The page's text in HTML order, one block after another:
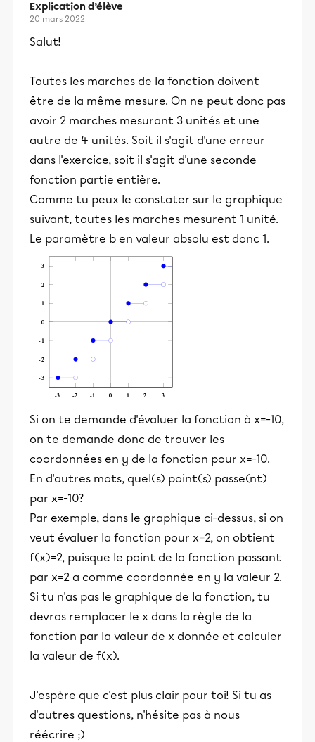
Explication d’élève
20 mars 2022
Salut!
Toutes les marches de la fonction doivent
être de la même mesure. On ne peut donc pas
avoir 2 marches mesurant 3 unités et une
autre de 4 unités. Soit il s'agit d'une erreur
dans l'exercice, soit il s'agit d'une seconde
fonction partie entière.
Comme tu peux le constater sur le graphique
suivant, toutes les marches mesurent 1 unité.
Le paramètre b en valeur absolu est donc 1.
Si on te demande d'évaluer la fonction à x=-10,
on te demande donc de trouver les
coordonnées en y de la fonction pour x=-10.
En d'autres mots, quel(s) point(s) passe(nt)
par x=-10?
Par exemple, dans le graphique ci-dessus, si on
veut évaluer la fonction pour x=2, on obtient
f(x)=2, puisque le point de la fonction passant
par x=2 a comme coordonnée en y la valeur 2.
Si tu n'as pas le graphique de la fonction, tu
devras remplacer le x dans la règle de la
fonction par la valeur de x donnée et calculer
la valeur de f(x).
J'espère que c'est plus clair pour toi! Si tu as
d'autres questions, n'hésite pas à nous
réécrire ;)